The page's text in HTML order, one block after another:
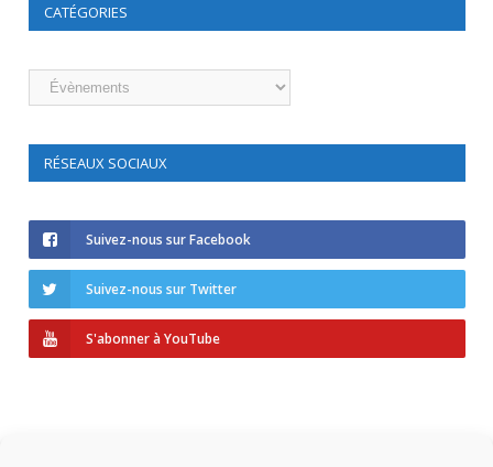
CATÉGORIES
Catégories
RÉSEAUX SOCIAUX
Suivez-nous sur Facebook
Suivez-nous sur Twitter
S'abonner à YouTube